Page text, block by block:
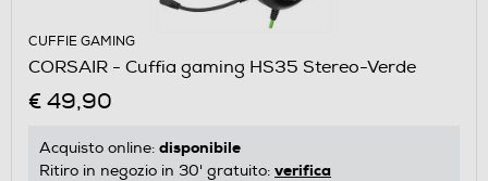
CUFFIE GAMING
CORSAIR - Cuffia gaming HS35 Stereo-Verde
€ 49,90
Acquisto online: disponibile
Ritiro in negozio in 30' gratuito: verifica